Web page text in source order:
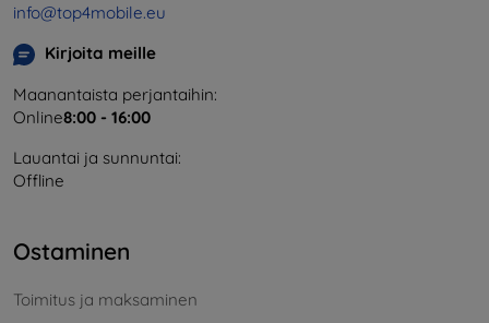
info@top4mobile.eu
Kirjoita meille
Maanantaista perjantaihin:
Online8:00 - 16:00
Lauantai ja sunnuntai:
Offline
Ostaminen
Toimitus ja maksaminen